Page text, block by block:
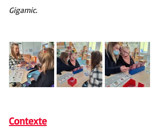
Gigamic.
Contexte